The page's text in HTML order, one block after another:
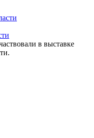
в выставке